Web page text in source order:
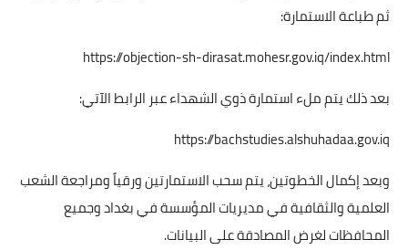
ثم طباعة الاستمارة:
https://objection-sh-dirasat.mohesr.gov.iq/index.html
بعد ذلك يتم ملء استمارة ذوي الشهداء عبر الرابط الآتي:
https://bachstudies.alshuhadaa.gov.iq
وبعد إكمال الخطوتين، يتم سحب الاستمارتين ورقياً ومراجعة الشعب
العلمية والثقافية في مديريات المؤسسة في بغداد وجميع
المحافظات لغرض المصادقة على البيانات.